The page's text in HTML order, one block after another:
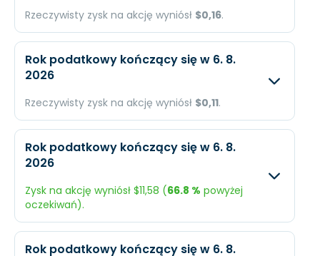
Dochód $348 mln.
EPS $9,58
Rzeczywisty zysk na akcję wyniósł $0,16.
Przychody
Dochód N/A
EPS N/A
Rok podatkowy kończący się w 6. 8.
2026
Rzeczywisty zysk na akcję wyniósł $0,11.
Przychody
Dochód N/A
EPS N/A $0,11
Rok podatkowy kończący się w 6. 8.
2026
Zysk na akcję wyniósł $11,58 (66.8 % powyżej
oczekiwań).
Rok podatkowy kończący się w 6. 8.